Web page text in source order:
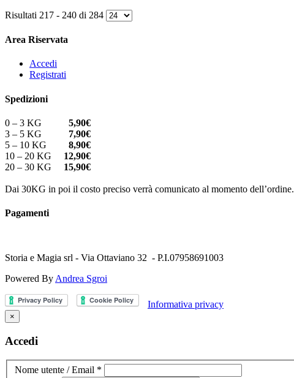
Risultati 217 - 240 di 284
Area Riservata
Accedi
Registrati
Spedizioni
0 – 3 KG 5,90€
3 – 5 KG 7,90€
5 – 10 KG 8,90€
10 – 20 KG 12,90€
20 – 30 KG 15,90€
Dai 30KG in poi il costo preciso verrà comunicato al momento dell’ordine.
Pagamenti
Storia e Magia srl - Via Ottaviano 32 - P.I.07958691003
Powered ByAndrea Sgroi
Informativa privacy
×
Accedi
Nome utente / Email *